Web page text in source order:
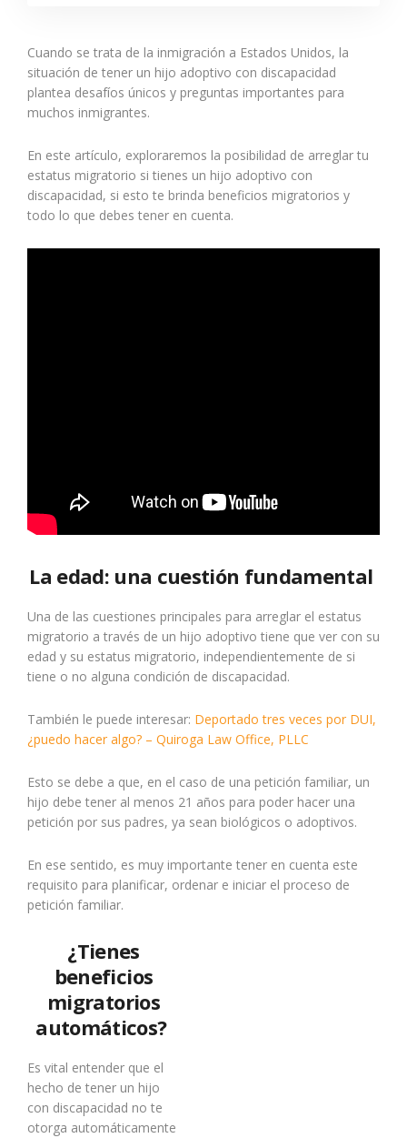
Cuando se trata de la inmigración a Estados Unidos, la
situación de tener un hijo adoptivo con discapacidad
plantea desafíos únicos y preguntas importantes para
muchos inmigrantes.
En este artículo, exploraremos la posibilidad de arreglar tu
estatus migratorio si tienes un hijo adoptivo con
discapacidad, si esto te brinda beneficios migratorios y
todo lo que debes tener en cuenta.
La edad: una cuestión fundamental
Una de las cuestiones principales para arreglar el estatus
migratorio a través de un hijo adoptivo tiene que ver con su
edad y su estatus migratorio, independientemente de si
tiene o no alguna condición de discapacidad.
También le puede interesar: Deportado tres veces por DUI,
¿puedo hacer algo? – Quiroga Law Office, PLLC
Esto se debe a que, en el caso de una petición familiar, un
hijo debe tener al menos 21 años para poder hacer una
petición por sus padres, ya sean biológicos o adoptivos.
En ese sentido, es muy importante tener en cuenta este
requisito para planificar, ordenar e iniciar el proceso de
petición familiar.
¿Tienes
beneficios
migratorios
automáticos?
Es vital entender que el
hecho de tener un hijo
con discapacidad no te
otorga automáticamente